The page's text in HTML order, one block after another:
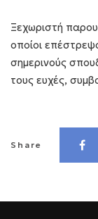
Ξεχωριστή
οποίοι
σημερινούς
τους ευχές,
Share